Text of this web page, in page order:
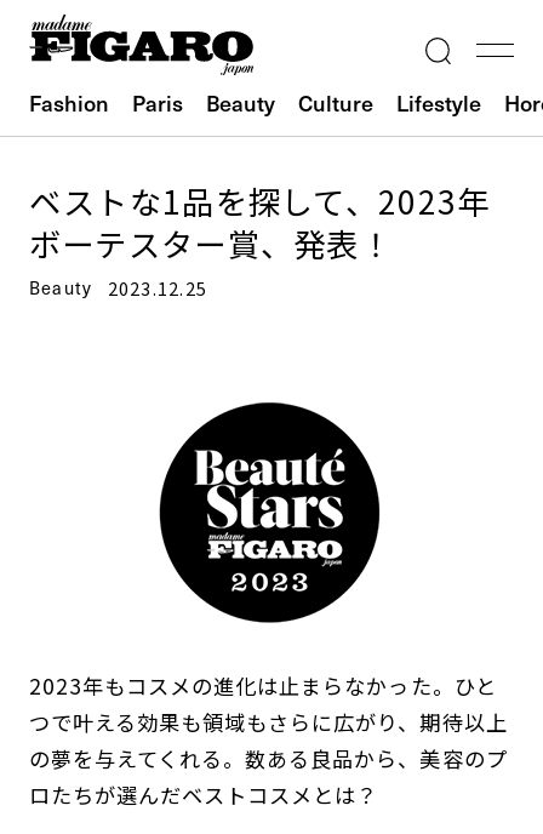
Fashion Paris Beauty Culture Lifestyle
ベストな1品を探して、2023年
ボーテスター賞、発表！
Beauty 2023.12.25
2023年もコスメの進化は止まらなかった。ひと
つで叶える効果も領域もさらに広がり、期待以上
の夢を与えてくれる。数ある良品から、美容のプ
ロたちが選んだベストコスメとは？